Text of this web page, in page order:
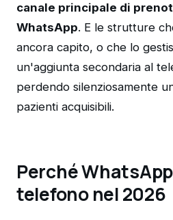
canale principale di
WhatsApp. E le strutture
ancora capito, o che lo
un'aggiunta secondaria al
perdendo silenziosamente
pazienti acquisibili.
Perché
telefono nel 2026